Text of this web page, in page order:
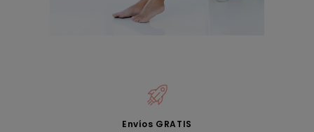
Envíos GRATIS